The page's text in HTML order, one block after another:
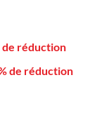
de réduction
de réduction